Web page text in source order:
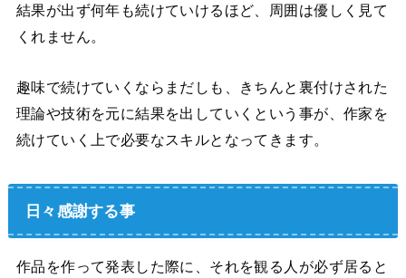
結果が出ず何年も続けていけるほど、周囲は優しく見て
くれません。
趣味で続けていくならまだしも、きちんと裏付けされた
理論や技術を元に結果を出していくという事が、作家を
続けていく上で必要なスキルとなってきます。
日々感謝する事
作品を作って発表した際に、それを観る人が必ず居ると